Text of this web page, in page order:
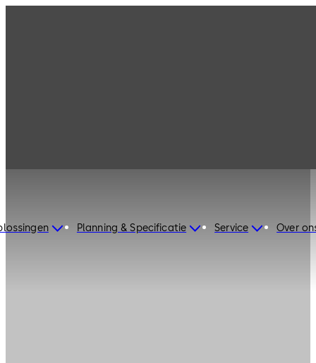
Planning & Specificatie Service Over